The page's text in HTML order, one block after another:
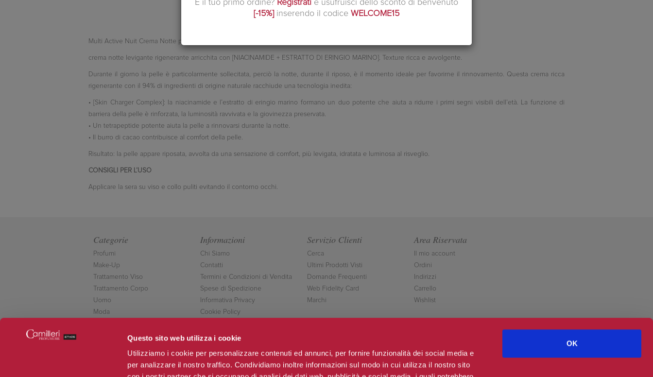
Questo sito web utilizza i cookie
Utilizziamo i cookie per personalizzare contenuti ed annunci, per fornire funzionalità dei social media e
per analizzare il nostro traffico. Condividiamo inoltre informazioni sul modo in cui utilizza il nostro sito
OK
Multi Active Nuit Crema Notte per Tutti i tipi di Pelli :
crema notte levigante rigenerante arricchita con [NIACINAMIDE + ESTRATTO DI ERINGIO MARINO]. Texture ricca e avvolgente.
Durante il giorno la pelle è particolarmente sollecitata, perciò la notte, durante il riposo, è il momento ideale per favorirne il rinnovamento. Questa crema ricca
rigenerante con il 94% di ingredienti di origine naturale racchiude una tecnologia inedita:
• [Skin Charger Complex]: la niacinamide e l’estratto di eringio marino formano un duo potente che aiuta a ridurre i primi segni visibili dell’età. La funzione di
barriera della pelle è rinforzata, la luminosità ravvivata e la giovinezza preservata.
• Un tetrapeptide potente aiuta la pelle a rinnovarsi durante la notte.
• Il burro di cacao contribuisce al comfort della pelle.
Risultato: la pelle appare riposata, avvolta da una sensazione di comfort, più levigata, idratata e luminosa al risveglio.
CONSIGLI PER L’USO
Applicare la sera su viso e collo puliti evitando il contorno occhi.
Categorie
Profumi
Make-Up
Trattamento Viso
Trattamento Corpo
Uomo
Moda
Informazioni
Chi Siamo
Contatti
Termini e Condizioni di Vendita
Spese di Spedizione
Informativa Privacy
Cookie Policy
Servizio Clienti
Cerca
Ultimi Prodotti Visti
Domande Frequenti
Web Fidelity Card
Marchi
Area Riservata
Il mio account
Ordini
Indirizzi
Carrello
Wishlist
Seguici
È il tuo primo ordine? Registrati e usufruisci dello sconto di benvenuto
[-15%] inserendo il codice WELCOME15